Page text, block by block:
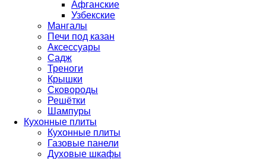
Афганские
Узбекские
Мангалы
Печи под казан
Аксессуары
Садж
Треноги
Крышки
Сковороды
Решётки
Шампуры
Кухонные плиты
Кухонные плиты
Газовые панели
Духовые шкафы